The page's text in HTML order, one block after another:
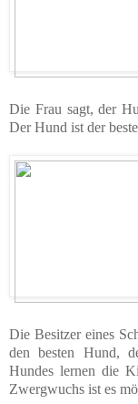
Die Frau sagt, der
Der Hund ist der
Die Besitzer eines
den besten Hund,
Hundes lernen die
Zwergwuchs ist es